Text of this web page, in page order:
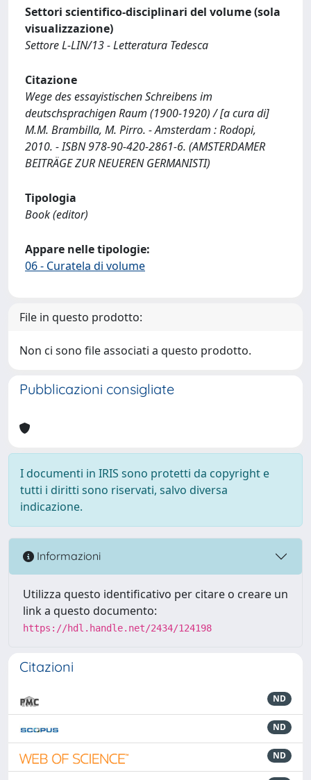
Settori scientifico-disciplinari del volume (sola
visualizzazione)
Settore L-LIN/13 - Letteratura Tedesca
Citazione
Wege des essayistischen Schreibens im
deutschsprachigen Raum (1900-1920) / [a cura di]
M.M. Brambilla, M. Pirro. - Amsterdam : Rodopi,
2010. - ISBN 978-90-420-2861-6. (AMSTERDAMER
BEITRÄGE ZUR NEUEREN GERMANISTI)
Tipologia
Book (editor)
Appare nelle tipologie:
06 - Curatela di volume
File in questo prodotto:
Non ci sono file associati a questo prodotto.
Pubblicazioni consigliate
I documenti in IRIS sono protetti da copyright e
tutti i diritti sono riservati, salvo diversa
indicazione.
Informazioni
Utilizza questo identificativo per citare o creare un
link a questo documento:
https://hdl.handle.net/2434/124198
Citazioni
ND
ND
ND